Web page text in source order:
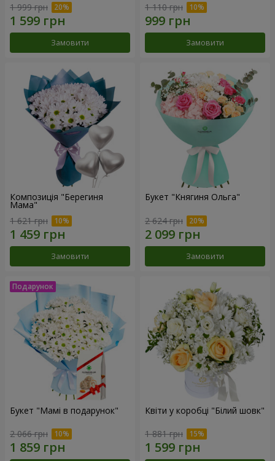
1 999 грн
Замовити
1 110 грн
Замовити
Композиція "Берегиня
Мама"
1 621 грн
Замовити
Букет "Княгиня Ольга"
2 624 грн
Замовити
Букет "Мамі в подарунок"
2 066 грн
Квіти у коробці "Білий шовк"
1 881 грн